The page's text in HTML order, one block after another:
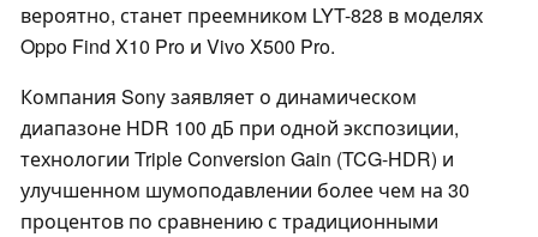
вероятно, станет преемником LYT-828 в моделях
Oppo Find X10 Pro и Vivo X500 Pro.
Компания Sony заявляет о динамическом
диапазоне HDR 100 дБ при одной экспозиции,
технологии Triple Conversion Gain (TCG-HDR) и
улучшенном шумоподавлении более чем на 30
процентов по сравнению с традиционными